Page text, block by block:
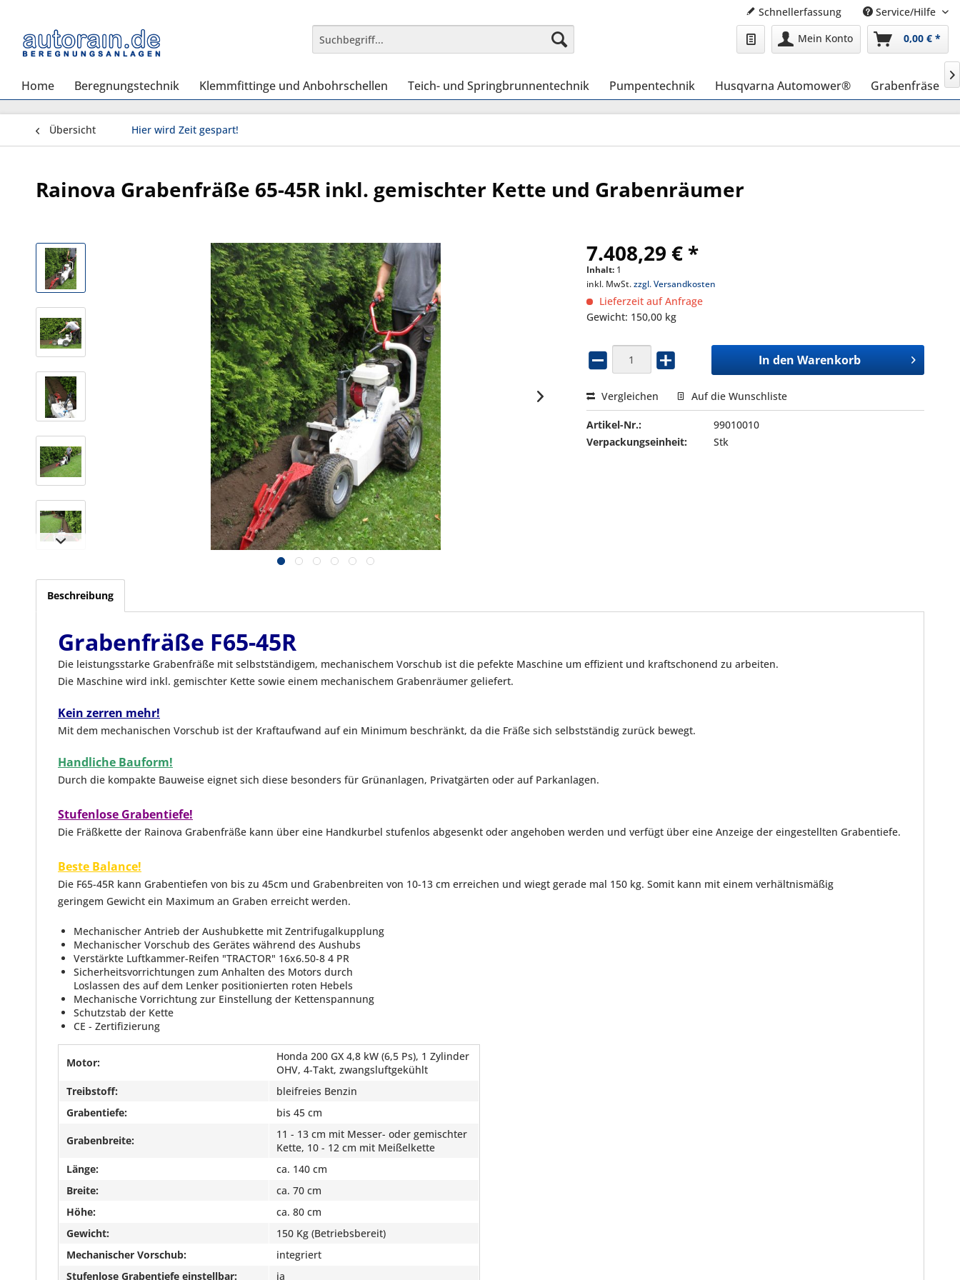
Schnellerfassung
Service/Hilfe
Mein Konto
0,00 € *
Home Beregnungstechnik Klemmfittinge und Anbohrschellen Teich- und Springbrunnentechnik Pumpentechnik Husqvarna Automower® Grabenfräse

Übersicht Hier wird Zeit gespart!
Rainova Grabenfräße 65-45R inkl. gemischter Kette und Grabenräumer
7.408,29 € *
Inhalt: 1
inkl. MwSt.zzgl. Versandkosten
Lieferzeit auf Anfrage
Gewicht: 150,00 kg
In den Warenkorb
Vergleichen Auf die Wunschliste
Artikel-Nr.:
99010010
Verpackungseinheit:
Stk
Beschreibung
Grabenfräße F65-45R
Die leistungsstarke Grabenfräße mit selbstständigem, mechanischem Vorschub ist die pefekte Maschine um effizient und kraftschonend zu arbeiten.
Die Maschine wird inkl. gemischter Kette sowie einem mechanischem Grabenräumer geliefert.
Kein zerren mehr!
Mit dem mechanischen Vorschub ist der Kraftaufwand auf ein Minimum beschränkt, da die Fräße sich selbstständig zurück bewegt.
Handliche Bauform!
Durch die kompakte Bauweise eignet sich diese besonders für Grünanlagen, Privatgärten oder auf Parkanlagen.
Stufenlose Grabentiefe!
Die Fräßkette der Rainova Grabenfräße kann über eine Handkurbel stufenlos abgesenkt oder angehoben werden und verfügt über eine Anzeige der eingestellten Grabentiefe.
Beste Balance!
Die F65-45R kann Grabentiefen von bis zu 45cm und Grabenbreiten von 10-13 cm erreichen und wiegt gerade mal 150 kg. Somit kann mit einem verhältnismäßig
geringem Gewicht ein Maximum an Graben erreicht werden.
Mechanischer Antrieb der Aushubkette mit Zentrifugalkupplung
Mechanischer Vorschub des Gerätes während des Aushubs
Verstärkte Luftkammer-Reifen "TRACTOR" 16x6.50-8 4 PR
Sicherheitsvorrichtungen zum Anhalten des Motors durch
Loslassen des auf dem Lenker positionierten roten Hebels
Mechanische Vorrichtung zur Einstellung der Kettenspannung
Schutzstab der Kette
CE - Zertifizierung
Motor:
Honda 200 GX 4,8 kW (6,5 Ps), 1 Zylinder
OHV, 4-Takt, zwangsluftgekühlt
Treibstoff:
bleifreies Benzin
Grabentiefe:
bis 45 cm
Grabenbreite:
11 - 13 cm mit Messer- oder gemischter
Kette, 10 - 12 cm mit Meißelkette
Länge:
ca. 140 cm
Breite:
ca. 70 cm
Höhe:
ca. 80 cm
Gewicht:
150 Kg (Betriebsbereit)
Mechanischer Vorschub:
integriert
Stufenlose Grabentiefe einstellbar:
ja